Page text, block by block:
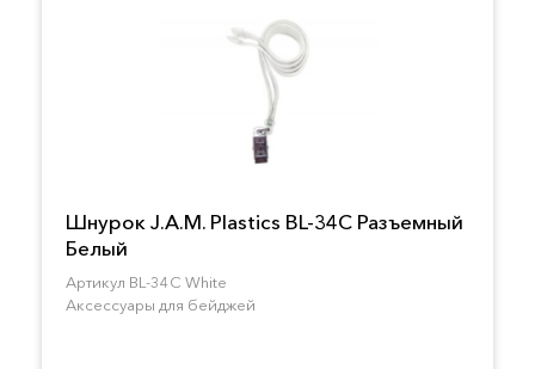
Шнурок J.A.M. Plastics BL-34C Разъемный
Белый
Артикул BL-34C White
Аксессуары для бейджей